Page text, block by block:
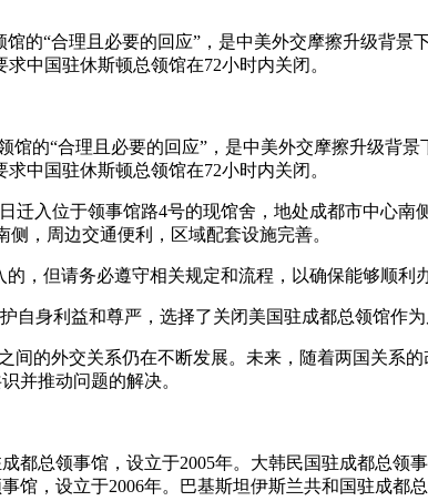
的“合理且必要的回应”，是中美外交摩擦升级背
中国驻休斯顿总领馆在72小时内关闭。
馆的“合理且必要的回应”，是中美外交摩擦升级背
中国驻休斯顿总领馆在72小时内关闭。
迁入位于领事馆路4号的现馆舍，地处成都市中心
，周边交通便利，区域配套设施完善。
，但请务必遵守相关规定和流程，以确保能够顺利
自身利益和尊严，选择了关闭美国驻成都总领馆作
间的外交关系仍在不断发展。未来，随着两国关系
并推动问题的解决。
都总领事馆，设立于2005年。大韩民国驻成都总领
，设立于2006年。巴基斯坦伊斯兰共和国驻成都总